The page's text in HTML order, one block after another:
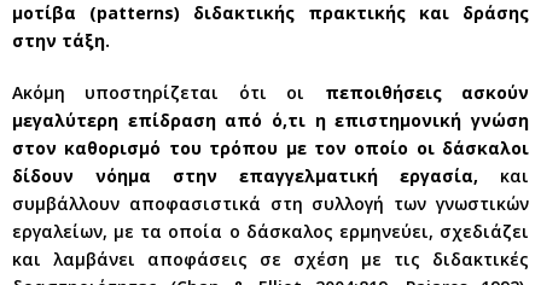
μοτίβα (patterns) διδακτικής πρακτικής και δράσης
στην τάξη.
Ακόμη υποστηρίζεται ότι οι πεποιθήσεις ασκούν
μεγαλύτερη επίδραση από ό,τι η επιστημονική γνώση
στον καθορισμό του τρόπου με τον οποίο οι δάσκαλοι
δίδουν νόημα στην επαγγελματική εργασία, και
συμβάλλουν αποφασιστικά στη συλλογή των γνωστικών
εργαλείων, με τα οποία ο δάσκαλος ερμηνεύει, σχεδιάζει
και λαμβάνει αποφάσεις σε σχέση με τις διδακτικές